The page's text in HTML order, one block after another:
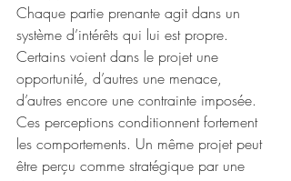
Chaque partie prenante agit dans un
système d’intérêts qui lui est propre.
Certains voient dans le projet une
opportunité, d’autres une menace,
d’autres encore une contrainte imposée.
Ces perceptions conditionnent fortement
les comportements. Un même projet peut
être perçu comme stratégique par une